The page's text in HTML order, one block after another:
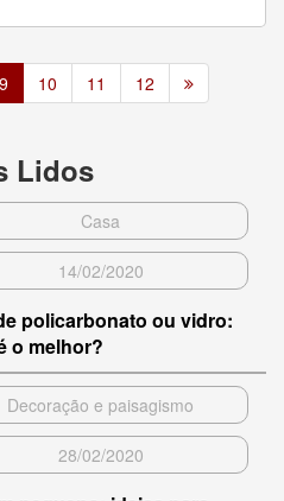
9 10 11 12
Lidos
Casa
14/02/2020
policarbonato ou vidro:
o melhor?
Decoração e paisagismo
28/02/2020